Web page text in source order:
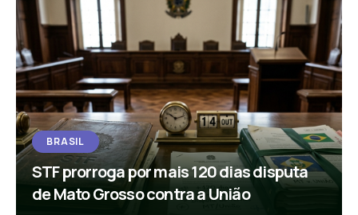
BRASIL
STF prorroga por mais 120 dias disputa
de Mato Grosso contra a União